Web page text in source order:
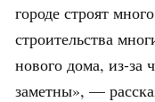
городе строят
строительства
нового дома, из-за
заметны», —